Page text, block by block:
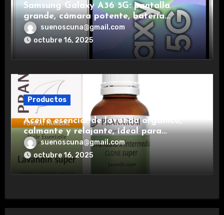
Samsung Galaxy A36 5G: pantalla
grande, cámara potente, batería
duradera y carga rápida para una
experiencia premium.
suenoscuna@gmail.com
octubre 16, 2025
Productos
Aceite esencial de lavanda orgánico,
calmante y relajante, ideal para
aromaterapia.
suenoscuna@gmail.com
octubre 16, 2025